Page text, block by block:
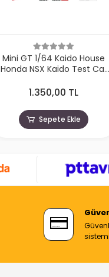
Mini GT 1/64 Kaido House
Honda NSX Kaido Test Car
1.350,00 TL
Sepete Ekle
sistemi